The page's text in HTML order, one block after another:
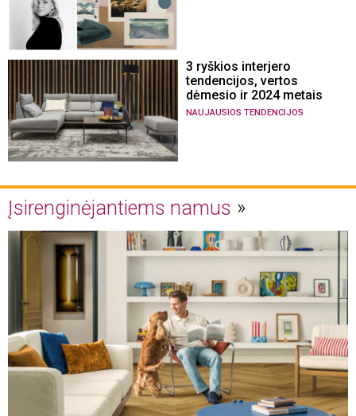
3 ryškios interjero
tendencijos, vertos
dėmesio ir 2024 metais
NAUJAUSIOS TENDENCIJOS
Įsirenginėjantiems namus